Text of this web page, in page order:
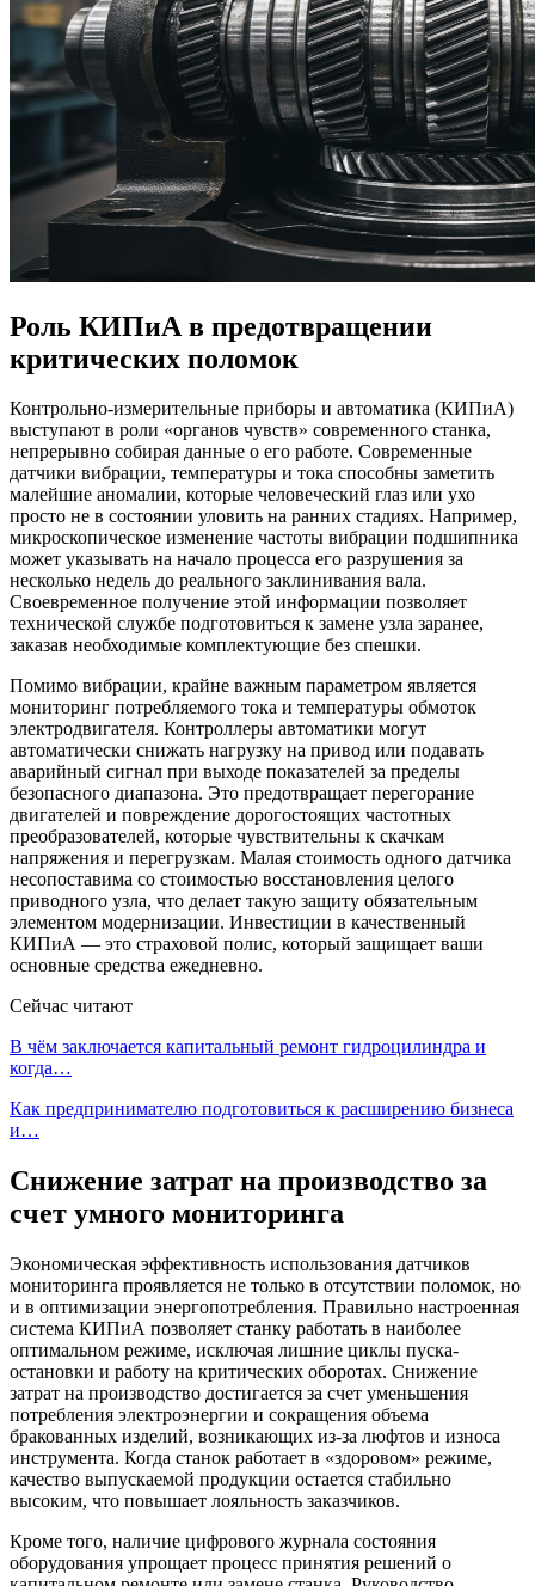
Роль КИПиА в предотвращении
критических поломок
Контрольно-измерительные приборы и автоматика (КИПиА)
выступают в роли «органов чувств» современного станка,
непрерывно собирая данные о его работе. Современные
датчики вибрации, температуры и тока способны заметить
малейшие аномалии, которые человеческий глаз или ухо
просто не в состоянии уловить на ранних стадиях. Например,
микроскопическое изменение частоты вибрации подшипника
может указывать на начало процесса его разрушения за
несколько недель до реального заклинивания вала.
Своевременное получение этой информации позволяет
технической службе подготовиться к замене узла заранее,
заказав необходимые комплектующие без спешки.
Помимо вибрации, крайне важным параметром является
мониторинг потребляемого тока и температуры обмоток
электродвигателя. Контроллеры автоматики могут
автоматически снижать нагрузку на привод или подавать
аварийный сигнал при выходе показателей за пределы
безопасного диапазона. Это предотвращает перегорание
двигателей и повреждение дорогостоящих частотных
преобразователей, которые чувствительны к скачкам
напряжения и перегрузкам. Малая стоимость одного датчика
несопоставима со стоимостью восстановления целого
приводного узла, что делает такую защиту обязательным
элементом модернизации. Инвестиции в качественный
КИПиА — это страховой полис, который защищает ваши
основные средства ежедневно.
Сейчас читают
В чём заключается капитальный ремонт гидроцилиндра и
когда…
Как предпринимателю подготовиться к расширению бизнеса
и…
Снижение затрат на производство за
счет умного мониторинга
Экономическая эффективность использования датчиков
мониторинга проявляется не только в отсутствии поломок, но
и в оптимизации энергопотребления. Правильно настроенная
система КИПиА позволяет станку работать в наиболее
оптимальном режиме, исключая лишние циклы пуска-
остановки и работу на критических оборотах. Снижение
затрат на производство достигается за счет уменьшения
потребления электроэнергии и сокращения объема
бракованных изделий, возникающих из-за люфтов и износа
инструмента. Когда станок работает в «здоровом» режиме,
качество выпускаемой продукции остается стабильно
высоким, что повышает лояльность заказчиков.
Кроме того, наличие цифрового журнала состояния
оборудования упрощает процесс принятия решений о